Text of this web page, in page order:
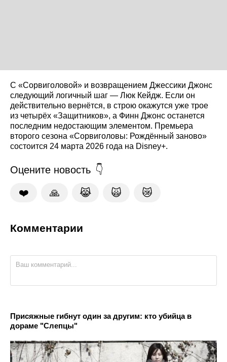
С «Сорвиголовой» и возвращением Джессики Джонс
следующий логичный шаг — Люк Кейдж. Если он
действительно вернётся, в строю окажутся уже трое
из четырёх «Защитников», а Финн Джонс останется
последним недостающим элементом. Премьера
второго сезона «Сорвиголовы: Рождённый заново»
состоится 24 марта 2026 года на Disney+.
Оцените новость
❤️ 🙏 😹 🙀 😿
Комментарии
Присяжные гибнут один за другим: кто убийца в
дораме "Слепцы"